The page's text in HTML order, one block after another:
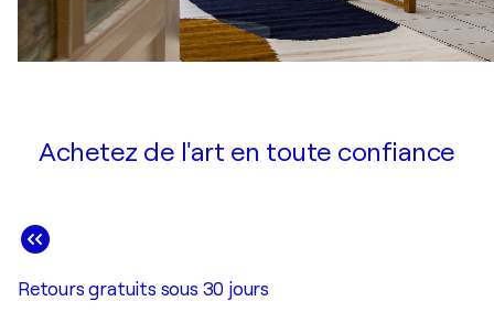
Achetez de l'art en toute confiance
Retours gratuits sous 30 jours